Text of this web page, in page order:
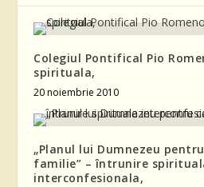
Colegiul Pontifical Pio
spirituala,
20 noiembrie 2010
„Planul lui Dumnezeu
familie” – întrunire
interconfesionala,